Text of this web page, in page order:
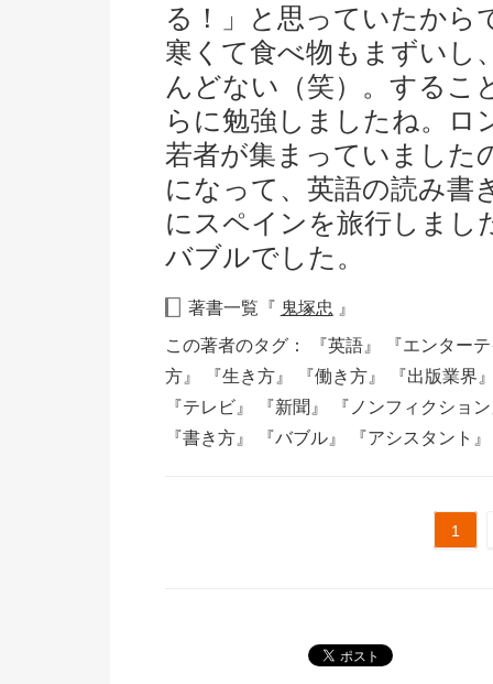
る！」と思っていたから
寒くて食べ物もまずいし
んどない（笑）。するこ
らに勉強しましたね。ロ
若者が集まっていました
になって、英語の読み書
にスペインを旅行しまし
バブルでした。
著書一覧『 鬼塚忠 』
この著者のタグ：
『英語』
『エンター
方』
『生き方』 『働き方』
『出版業界
『テレビ』
『新聞』
『ノンフィクショ
『書き方』
『バブル』 『アシスタント
1